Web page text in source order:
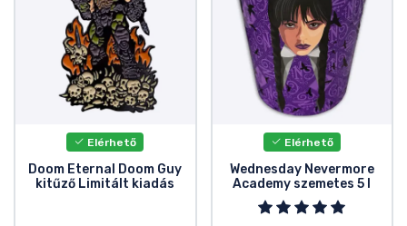
Elérhető
Doom Eternal Doom Guy
kitűző Limitált kiadás
Elérhető
Wednesday Nevermore
Academy szemetes 5 l